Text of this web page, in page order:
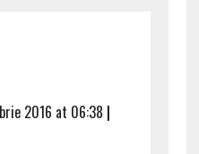
2016 at 06:38 |